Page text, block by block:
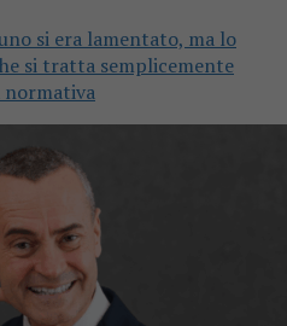
si era lamentato, ma lo
si tratta semplicemente
normativa